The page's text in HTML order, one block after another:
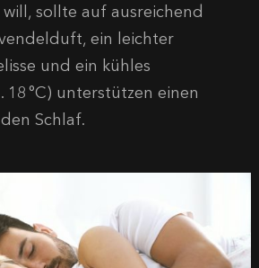
sollte auf ausreichend
ein leichter
und ein kühles
18 °C) unterstützen einen
Schlaf.